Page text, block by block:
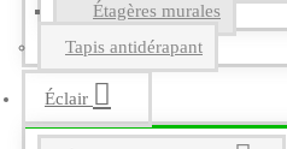
Étagères murales
Tapis antidérapant
Éclair